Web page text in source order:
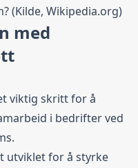
(Kilde, Wikipedia.org)
med
viktig skritt for å
i bedrifter ved
utviklet for å styrke